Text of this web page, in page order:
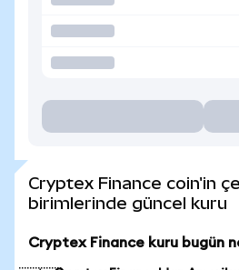
Cryptex Finance coin'in
birimlerinde güncel kuru
Cryptex Finance kuru bugün